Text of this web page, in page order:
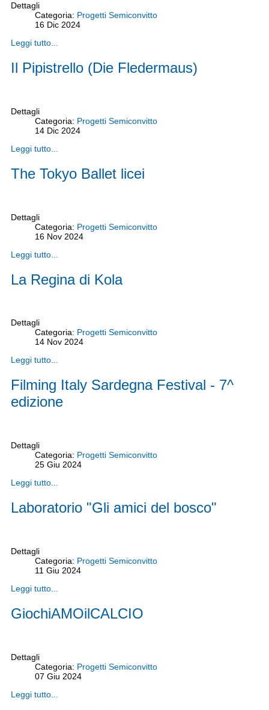
Dettagli
Categoria: Progetti Semiconvitto
16 Dic 2024
Leggi tutto...
Il Pipistrello (Die Fledermaus)
Dettagli
Categoria: Progetti Semiconvitto
14 Dic 2024
Leggi tutto...
The Tokyo Ballet licei
Dettagli
Categoria: Progetti Semiconvitto
16 Nov 2024
Leggi tutto...
La Regina di Kola
Dettagli
Categoria: Progetti Semiconvitto
14 Nov 2024
Leggi tutto...
Filming Italy Sardegna Festival - 7^
edizione
Dettagli
Categoria: Progetti Semiconvitto
25 Giu 2024
Leggi tutto...
Laboratorio "Gli amici del bosco"
Dettagli
Categoria: Progetti Semiconvitto
11 Giu 2024
Leggi tutto...
GiochiAMOilCALCIO
Dettagli
Categoria: Progetti Semiconvitto
07 Giu 2024
Leggi tutto...